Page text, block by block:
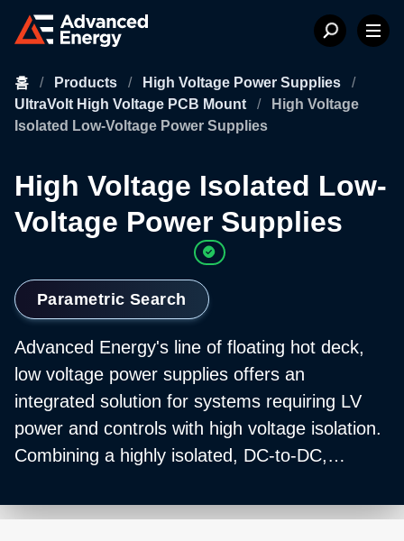
홈 / Products / High Voltage Power Supplies
/
UltraVolt High Voltage PCB Mount
/
High Voltage
Isolated Low-Voltage Power Supplies
High Voltage Isolated Low-
Voltage Power Supplies
Parametric Search
Advanced Energy's line of floating hot deck,
low voltage power supplies offers an
integrated solution for systems requiring LV
power and controls with high voltage isolation.
Combining a highly isolated, DC-to-DC,
advanced isolated digital and analog I/O